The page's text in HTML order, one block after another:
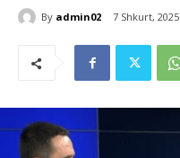
By admin02 7 Shkurt, 2025